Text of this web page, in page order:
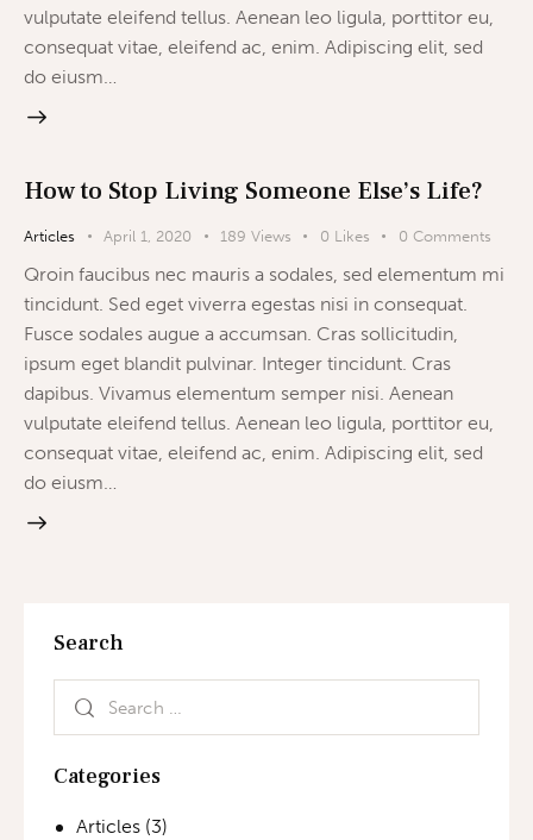
vulputate eleifend tellus. Aenean leo ligula, porttitor eu,
consequat vitae, eleifend ac, enim. Adipiscing elit, sed
do eiusm…
How to Stop Living Someone Else’s Life?
Articles April 1, 2020 189 Views 0 Likes 0 Comments
Qroin faucibus nec mauris a sodales, sed elementum mi
tincidunt. Sed eget viverra egestas nisi in consequat.
Fusce sodales augue a accumsan. Cras sollicitudin,
ipsum eget blandit pulvinar. Integer tincidunt. Cras
dapibus. Vivamus elementum semper nisi. Aenean
vulputate eleifend tellus. Aenean leo ligula, porttitor eu,
consequat vitae, eleifend ac, enim. Adipiscing elit, sed
do eiusm…
Search
Categories
Articles (3)